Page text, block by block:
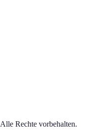
Alle Rechte vorbehalten.